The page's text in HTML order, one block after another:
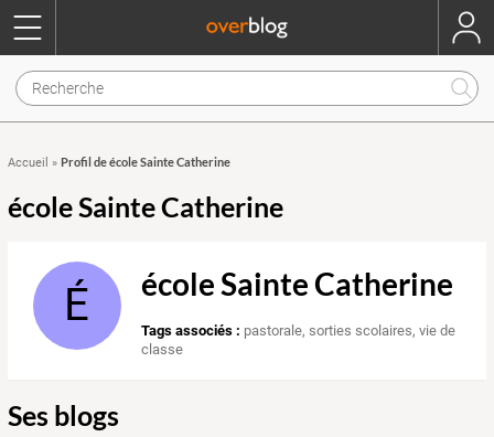
Accueil » Profil de école Sainte Catherine
école Sainte Catherine
É école Sainte Catherine
Tags associés : pastorale,sorties scolaires,vie de
classe
Ses blogs